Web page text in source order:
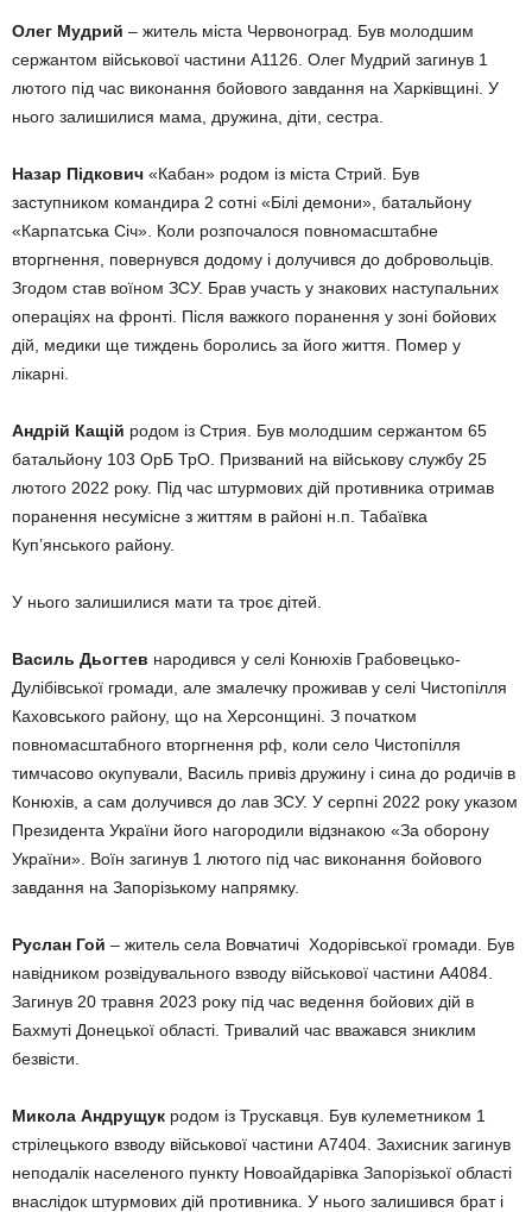
Олег Мудрий – житель міста Червоноград. Був молодшим
сержантом військової частини А1126. Олег Мудрий загинув 1
лютого під час виконання бойового завдання на Харківщині. У
нього залишилися мама, дружина, діти, сестра.
Назар Підкович «Кабан» родом із міста Стрий. Був
заступником командира 2 сотні «Білі демони», батальйону
«Карпатська Січ». Коли розпочалося повномасштабне
вторгнення, повернувся додому і долучився до добровольців.
Згодом став воїном ЗСУ. Брав участь у знакових наступальних
операціях на фронті. Після важкого поранення у зоні бойових
дій, медики ще тиждень боролись за його життя. Помер у
лікарні.
Андрій Кащій родом із Стрия. Був молодшим сержантом 65
батальйону 103 ОрБ ТрО. Призваний на військову службу 25
лютого 2022 року. Під час штурмових дій противника отримав
поранення несумісне з життям в районі н.п. Табаївка
Куп’янського району.
У нього залишилися мати та троє дітей.
Василь Дьогтев народився у селі Конюхів Грабовецько-
Дулібівської громади, але змалечку проживав у селі Чистопілля
Каховського району, що на Херсонщині. З початком
повномасштабного вторгнення рф, коли село Чистопілля
тимчасово окупували, Василь привіз дружину і сина до родичів в
Конюхів, а сам долучився до лав ЗСУ. У серпні 2022 року указом
Президента України його нагородили відзнакою «За оборону
України». Воїн загинув 1 лютого під час виконання бойового
завдання на Запорізькому напрямку.
Руслан Гой – житель села Вовчатичі Ходорівської громади. Був
навідником розвідувального взводу військової частини А4084.
Загинув 20 травня 2023 року під час ведення бойових дій в
Бахмуті Донецької області. Тривалий час вважався зниклим
безвісти.
Микола Андрущук родом із Трускавця. Був кулеметником 1
стрілецького взводу військової частини А7404. Захисник загинув
неподалік населеного пункту Новоайдарівка Запорізької області
внаслідок штурмових дій противника. У нього залишився брат і